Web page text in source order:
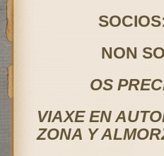
OS
VIAXE EN
ZONA Y